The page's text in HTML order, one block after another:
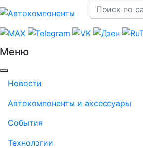
Меню
Новости
Автокомпоненты и аксессуары
События
Технологии